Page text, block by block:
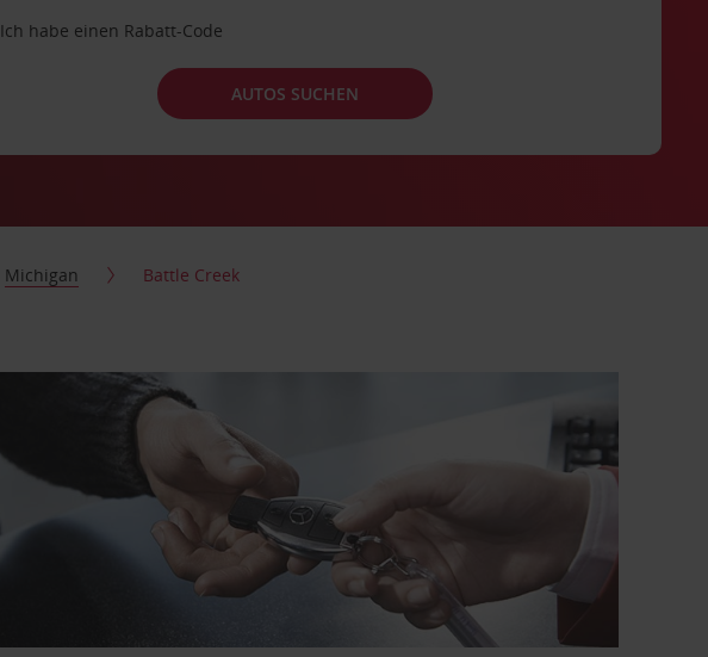
Ich habe einen Rabatt-Code
AUTOS SUCHEN
Michigan Battle Creek